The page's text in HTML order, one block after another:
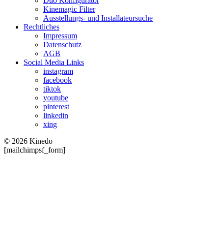
Kinemagic Filter
Ausstellungs- und Installateursuche
Rechtliches
Impressum
Datenschutz
AGB
Social Media Links
instagram
facebook
tiktok
youtube
pinterest
linkedin
xing
© 2026 Kinedo
[mailchimpsf_form]